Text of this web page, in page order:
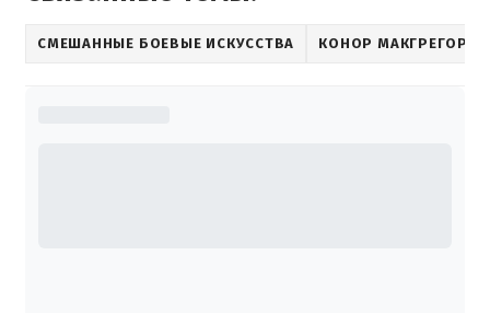
СМЕШАННЫЕ БОЕВЫЕ ИСКУССТВА КОНОР МАКГРЕГОР